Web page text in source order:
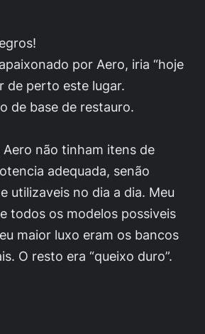
por Aero, iria “hoje
de perto este lugar.
de base de restauro.
Aero não tinham itens de
adequada, senão
utilizaveis no dia a dia. Meu
todos os modelos possiveis
maior luxo eram os bancos
O resto era “queixo duro”.